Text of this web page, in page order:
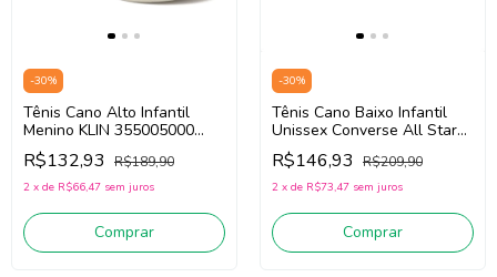
-30%
Tênis Cano Alto Infantil
Menino KLIN 355005000
(Caramelo / Off White)
R$132,93 R$189,90
2 x de R$66,47 sem juros
Comprar
-30%
Tênis Cano Baixo Infantil
Unissex Converse All Star
CK1041 (Preto) Tecido
R$146,93 R$209,90
2 x de R$73,47 sem juros
Comprar